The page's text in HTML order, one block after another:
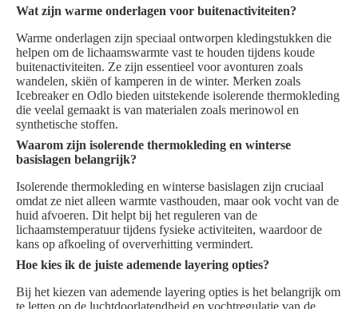
Wat zijn warme onderlagen voor buitenactiviteiten?
Warme onderlagen zijn speciaal ontworpen kledingstukken die
helpen om de lichaamswarmte vast te houden tijdens koude
buitenactiviteiten. Ze zijn essentieel voor avonturen zoals
wandelen, skiën of kamperen in de winter. Merken zoals
Icebreaker en Odlo bieden uitstekende isolerende thermokleding
die veelal gemaakt is van materialen zoals merinowol en
synthetische stoffen.
Waarom zijn isolerende thermokleding en winterse
basislagen belangrijk?
Isolerende thermokleding en winterse basislagen zijn cruciaal
omdat ze niet alleen warmte vasthouden, maar ook vocht van de
huid afvoeren. Dit helpt bij het reguleren van de
lichaamstemperatuur tijdens fysieke activiteiten, waardoor de
kans op afkoeling of oververhitting vermindert.
Hoe kies ik de juiste ademende layering opties?
Bij het kiezen van ademende layering opties is het belangrijk om